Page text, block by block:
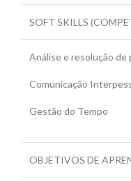
SOFT SKILLS
Análise e resolução de
Comunicação
Gestão do Tempo
OBJETIVOS DE